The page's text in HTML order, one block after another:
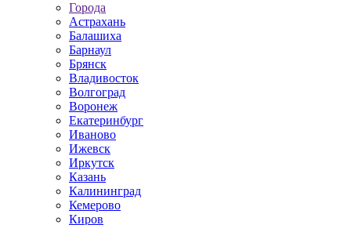
Города
Астрахань
Балашиха
Барнаул
Брянск
Владивосток
Волгоград
Воронеж
Екатеринбург
Иваново
Ижевск
Иркутск
Казань
Калининград
Кемерово
Киров